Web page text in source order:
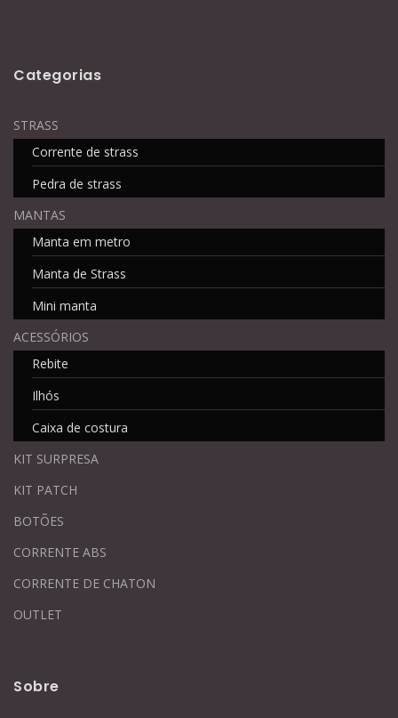
Categorias
STRASS
Corrente de strass
Pedra de strass
MANTAS
Manta em metro
Manta de Strass
Mini manta
ACESSÓRIOS
Rebite
Ilhós
Caixa de costura
KIT SURPRESA
KIT PATCH
BOTÕES
CORRENTE ABS
CORRENTE DE CHATON
OUTLET
Sobre